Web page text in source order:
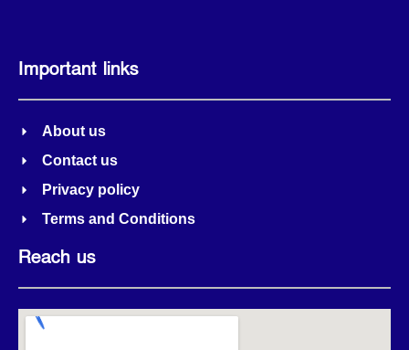
Important links
About us
Contact us
Privacy policy
Terms and Conditions
Reach us